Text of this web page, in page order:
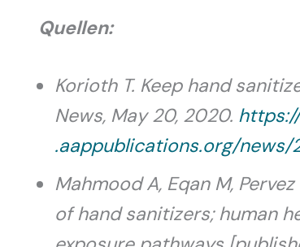
Quellen:
Korioth T. Keep hand
News, May 20, 2020.
.aappublications.org/
Mahmood A, Eqan M,
of hand sanitizers; human